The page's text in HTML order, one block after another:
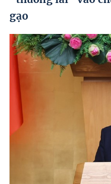
Video
Photo
gạo